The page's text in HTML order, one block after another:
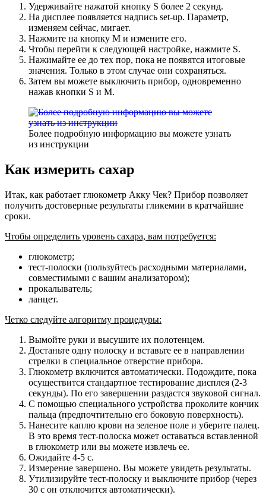
Удерживайте нажатой кнопку S более 2 секунд.
На дисплее появляется надпись set-up. Параметр,
изменяем сейчас, мигает.
Нажмите на кнопку M и измените его.
Чтобы перейти к следующей настройке, нажмите S.
Нажимайте ее до тех пор, пока не появятся итоговые
значения. Только в этом случае они сохраняться.
Затем вы можете выключить прибор, одновременно
нажав кнопки S и M.
Более подробную информацию вы можете узнать
из инструкции
Как измерить сахар
Итак, как работает глюкометр Акку Чек? Прибор позволяет
получить достоверные результаты гликемии в кратчайшие
сроки.
Чтобы определить уровень сахара, вам потребуется:
глюкометр;
тест-полоски (пользуйтесь расходными материалами,
совместимыми с вашим анализатором);
прокалыватель;
ланцет.
Четко следуйте алгоритму процедуры:
Вымойте руки и высушите их полотенцем.
Достаньте одну полоску и вставьте ее в направлении
стрелки в специальное отверстие прибора.
Глюкометр включится автоматически. Подождите, пока
осуществится стандартное тестирование дисплея (2-3
секунды). По его завершении раздастся звуковой сигнал.
С помощью специального устройства проколите кончик
пальца (предпочтительно его боковую поверхность).
Нанесите каплю крови на зеленое поле и уберите палец.
В это время тест-полоска может оставаться вставленной
в глюкометр или вы можете извлечь ее.
Ожидайте 4-5 с.
Измерение завершено. Вы можете увидеть результаты.
Утилизируйте тест-полоску и выключите прибор (через
30 с он отключится автоматически).